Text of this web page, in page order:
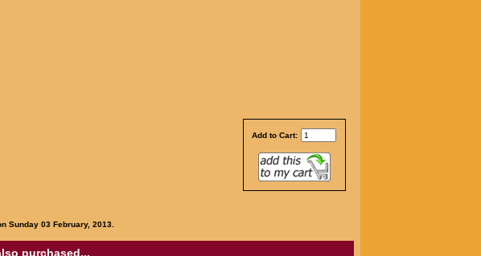
Add to Cart:
Sunday 03 February, 2013.
purchased...